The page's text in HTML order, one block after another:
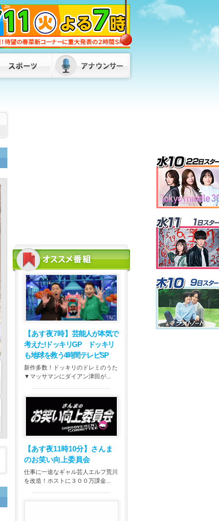
蔵内議長の“ネパールは天国”発言に服部
知事「県民に丁寧な説明が必要」 金銭
授受疑惑も「疑念や不信は解かれていな
い」 福岡 2026/08/07 18:00
福岡県・福岡市・北九州市が「副首都」
指定目指し初の連絡会議 服部知事「県
【あす夜7時】 芸能人が本気で
考えた!ドッキリGP ドッキリ
も地球を救う4時間テレビSP
新作多数！ドッキリのドレミのうた
▼マッサマンにダイアン津田が...
【あす夜11時10分】
さんま
のお笑い向上委員会
仕事に一途なギャル芸人エルフ荒川
を改造！ホストに３００万課金...